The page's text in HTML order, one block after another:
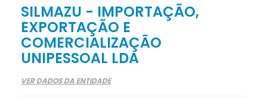
SILMAZU - IMPORTAÇÃO,
EXPORTAÇÃO E
COMERCIALIZAÇÃO
UNIPESSOAL LDA
VER DADOS DA ENTIDADE